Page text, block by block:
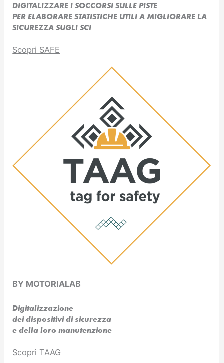
DIGITALIZZARE I SOCCORSI SULLE PISTE
PER ELABORARE STATISTICHE UTILI A MIGLIORARE LA
SICUREZZA SUGLI SCI
Scopri SAFE
BY MOTORIALAB
Digitalizzazione
dei dispositivi di sicurezza
e della loro manutenzione
Scopri TAAG